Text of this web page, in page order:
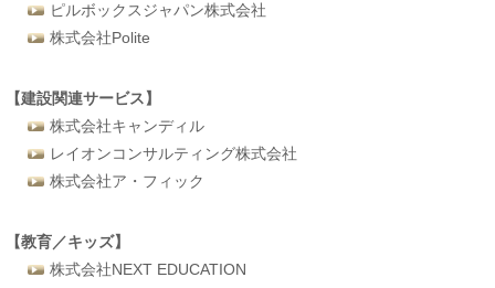
ピルボックスジャパン株式会社
株式会社Polite
【建設関連サービス】
株式会社キャンディル
レイオンコンサルティング株式会社
株式会社ア・フィック
【教育／キッズ】
株式会社NEXT EDUCATION